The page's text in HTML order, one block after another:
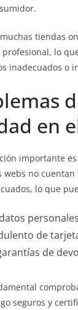
tiendas
lo
inadecuados o
en
importante
webs no cuentan
lo que
de
de
seguros y